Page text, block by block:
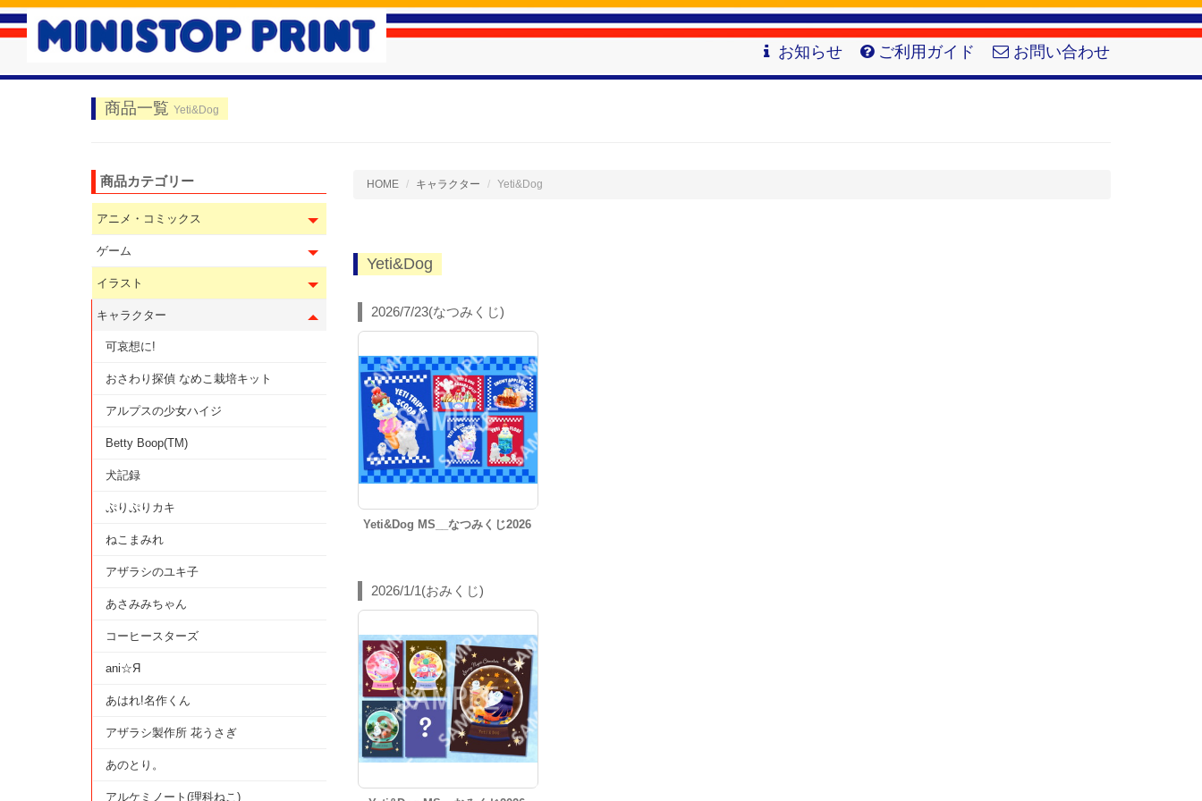
お知らせ ご利用ガイド お問い合わせ
商品一覧 Yeti&Dog
HOME キャラクター Yeti&Dog
Yeti&Dog
2026/7/23(なつみくじ)
Yeti&Dog MS__なつみくじ2026
2026/1/1(おみくじ)
商品カテゴリー
アニメ・コミックス
ゲーム
イラスト
キャラクター
可哀想に!
おさわり探偵 なめこ栽培キット
アルプスの少女ハイジ
Betty Boop(TM)
犬記録
ぷりぷりカキ
ねこまみれ
アザラシのユキ子
あさみみちゃん
コーヒースターズ
ani☆Я
あはれ!名作くん
アザラシ製作所 花うさぎ
あのとり。
アルケミノート(理科ねこ)